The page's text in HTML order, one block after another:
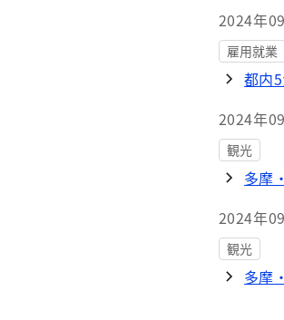
2024年
雇用就業
都内
2024年
観光
多摩
2024年
観光
多摩